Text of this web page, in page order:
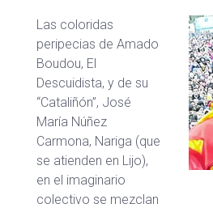
Las coloridas
peripecias de Amado
Boudou, El
Descuidista, y de su
“Cataliñón”, José
María Núñez
Carmona, Nariga (que
se atienden en Lijo),
en el imaginario
colectivo se mezclan